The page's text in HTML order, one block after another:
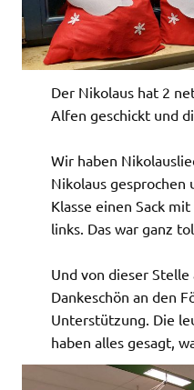
Der Nikolaus hat 2
Alfen geschickt und
Wir haben
Nikolaus gesprochen
Klasse einen Sack
links. Das war ganz
Und von dieser
Dankeschön an den
Unterstützung. Die
haben alles gesagt,